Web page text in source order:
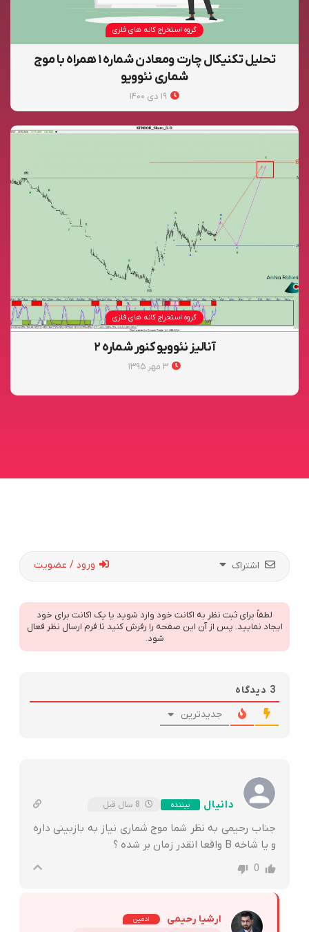
گروه استخراج کانه های فلزی
تحلیل تکنیکال چارت ومعادن شماره ۱ همراه با موج
شماری نئوویو
گروه استخراج کانه های فلزی
آنالیز نئوویو کنور شماره ۲
اشتراک ورود / عضویت
لطفاً برای ثبت نظر به اکانت خود وارد شوید یا یک اکانت برای خود
ایجاد نمایید. پس از آن این صفحه را رفرش کنید تا فرم ارسال نظر فعال
شود.
3 دیدگاه
جدیدترین
دانیال بیننده
جناب رحیمی به نظر شما موج شماری نیاز به بازبینی داره
و یا شاخه B واقعا انقدر زمان بر شده ؟
0
ارشیا رحیمی ادمین